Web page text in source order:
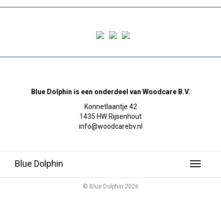
Blue Dolphin is een onderdeel van Woodcare B.V.
Konnetlaantje 42
1435 HW Rijsenhout
info@woodcarebv.nl
Toggle
Blue Dolphin
© Blue Dolphin 2026